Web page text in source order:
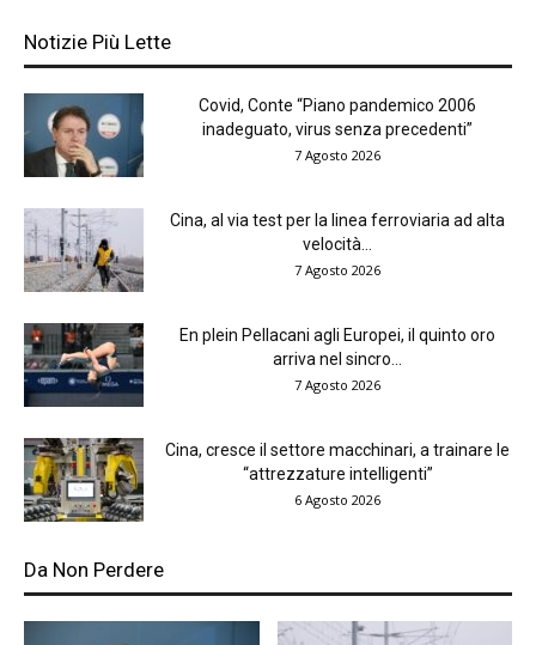
Notizie Più Lette
Covid, Conte “Piano pandemico 2006
inadeguato, virus senza precedenti”
7 Agosto 2026
Cina, al via test per la linea ferroviaria ad alta
velocità...
7 Agosto 2026
En plein Pellacani agli Europei, il quinto oro
arriva nel sincro...
7 Agosto 2026
Cina, cresce il settore macchinari, a trainare le
“attrezzature intelligenti”
6 Agosto 2026
Da Non Perdere